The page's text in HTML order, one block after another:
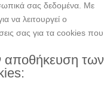
σας δεδομένα. Με
να λειτουργεί ο
σας για τα cookies που
αποθήκευση των